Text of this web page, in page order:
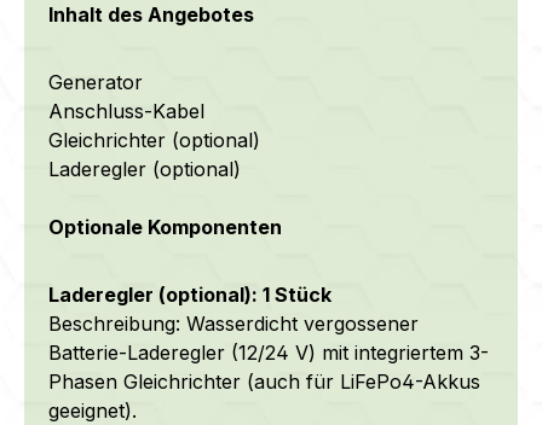
Inhalt des Angebotes
Generator
Anschluss-Kabel
Gleichrichter (optional)
Laderegler (optional)
Optionale Komponenten
Laderegler (optional): 1 Stück
Beschreibung: Wasserdicht vergossener
Batterie-Laderegler (12/24 V) mit integriertem 3-
Phasen Gleichrichter (auch für LiFePo4-Akkus
geeignet).